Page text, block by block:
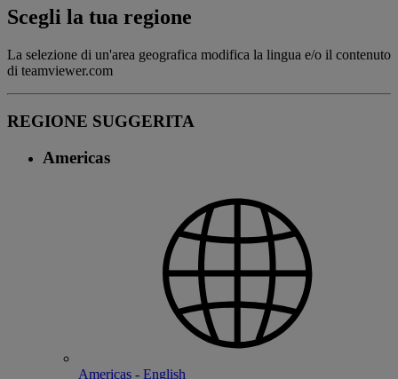
Scegli la tua regione
La selezione di un'area geografica modifica la lingua e/o il contenuto
di teamviewer.com
REGIONE SUGGERITA
Americas
Americas - English